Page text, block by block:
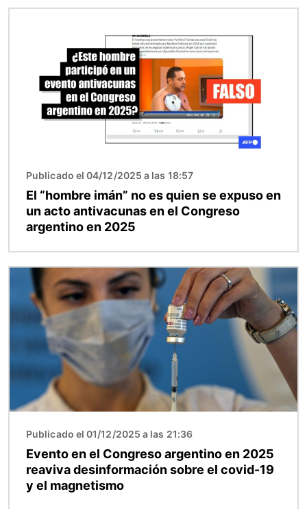
Publicado el 04/12/2025 a las 18:57
El “hombre imán” no es quien se expuso en
un acto antivacunas en el Congreso
argentino en 2025
Imagen
Publicado el 01/12/2025 a las 21:36
Evento en el Congreso argentino en 2025
reaviva desinformación sobre el covid-19
y el magnetismo